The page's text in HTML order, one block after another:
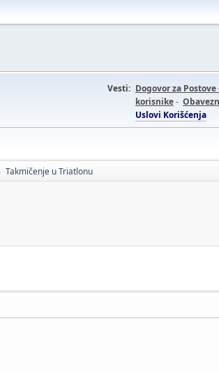
Vesti: Dogovor za
korisnike-
Uslovi Korišćenja
Takmičenje u Triatlonu